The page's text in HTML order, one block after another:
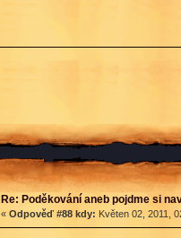
Re: Poděkování aneb pojdme si
« Odpověď #88 kdy: Květen 02, 2011,